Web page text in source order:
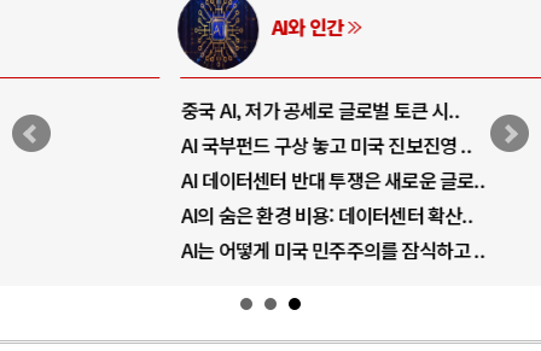
중국 AI, 저가 공세로 글로벌 토큰 시..
AI 국부펀드 구상 놓고 미국 진보진영 ..
AI 데이터센터 반대 투쟁은 새로운 글로..
AI의 숨은 환경 비용: 데이터센터 확산..
AI는 어떻게 미국 민주주의를 잠식하고 ..